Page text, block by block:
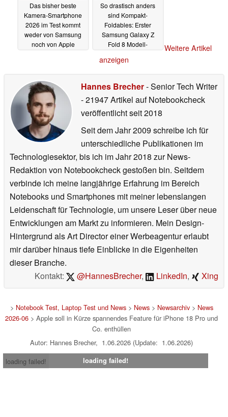
Das bisher beste
Kamera-Smartphone
2026 im Test kommt
weder von Samsung
noch von Apple
So drastisch anders
sind Kompakt-
Foldables: Erster
Samsung Galaxy Z
Fold 8 Modell-
Weitere Artikel
anzeigen
Hannes Brecher- Senior Tech Writer
- 21947 Artikel auf Notebookcheck
veröffentlichtseit 2018
Seit dem Jahr 2009 schreibe ich für
unterschiedliche Publikationen im
Technologiesektor, bis ich im Jahr 2018 zur News-
Redaktion von Notebookcheck gestoßen bin. Seitdem
verbinde ich meine langjährige Erfahrung im Bereich
Notebooks und Smartphones mit meiner lebenslangen
Leidenschaft für Technologie, um unsere Leser über neue
Entwicklungen am Markt zu informieren. Mein Design-
Hintergrund als Art Director einer Werbeagentur erlaubt
mir darüber hinaus tiefe Einblicke in die Eigenheiten
dieser Branche.
Kontakt:
@HannesBrecher, LinkedIn, Xing
> Notebook Test, Laptop Test und News> News> Newsarchiv> News
2026-06 > Apple soll in Kürze spannendes Feature für iPhone 18 Pro und
Co. enthüllen
Autor: Hannes Brecher, 1.06.2026 (Update: 1.06.2026)
loading failed!
loading failed!